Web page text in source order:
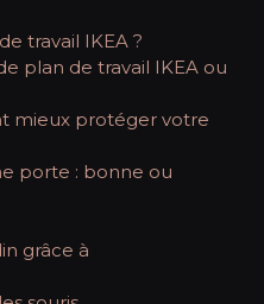
travail IKEA ?
plan de travail IKEA ou
mieux protéger votre
porte : bonne ou
grâce à